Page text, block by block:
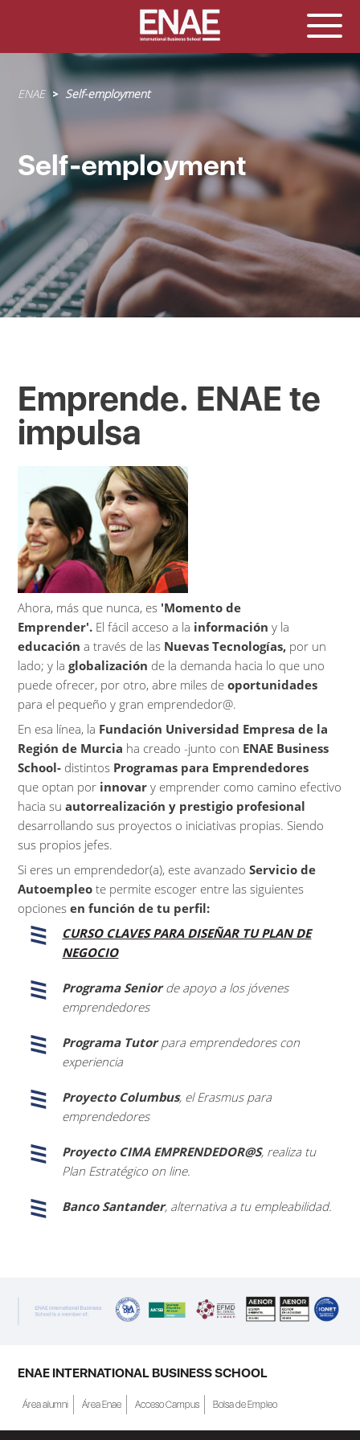
Sobrescribir
enlaces
a
la
navegación
ENAE Self-employment
Self-employment
Emprende. ENAE te
impulsa
Ahora, más que nunca, es 'Momento de
Emprender'. El fácil acceso a la información y la
educación a través de las Nuevas Tecnologías, por un
lado; y laglobalización de la demanda hacia lo que uno
puede ofrecer, por otro, abre miles deoportunidades
para el pequeño y gran emprendedor@.
En esa línea, la Fundación Universidad Empresa de la
Región de Murcia ha creado -junto con ENAE Business
School- distintos Programas para Emprendedores
que optan por innovary emprender como camino efectivo
hacia suautorrealización y prestigio profesional
desarrollando sus proyectos o iniciativas propias. Siendo
sus propios jefes.
Si eres un emprendedor(a), este avanzadoServicio de
Autoempleote permite escoger entre las siguientes
opcionesen función de tu perfil:
CURSO CLAVES PARA DISEÑAR TU PLAN DE
NEGOCIO
Programa Seniorde apoyo a los jóvenes
emprendedores
Programa Tutorpara emprendedores con
experiencia
Proyecto Columbus, el Erasmus para
emprendedores
Proyecto CIMA EMPRENDEDOR@S, realiza tu
Plan Estratégico on line.
Banco Santander, alternativa a tu empleabilidad.
ENAE INTERNATIONAL BUSINESS SCHOOL
Área alumni Área Enae Acceso Campus Bolsa de Empleo